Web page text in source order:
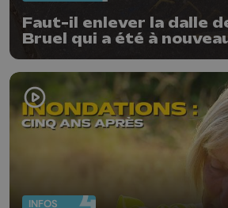
Faut-il enlever la dalle
Bruel qui a été à
INFOS